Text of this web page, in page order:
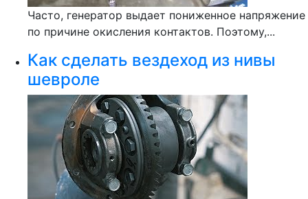
Часто, генератор выдает пониженное напряжение
по причине окисления контактов. Поэтому,...
Как сделать вездеход из нивы
шевроле